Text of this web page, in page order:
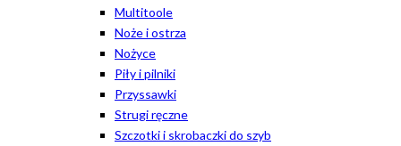
Multitoole
Noże i ostrza
Nożyce
Piły i pilniki
Przyssawki
Strugi ręczne
Szczotki i skrobaczki do szyb